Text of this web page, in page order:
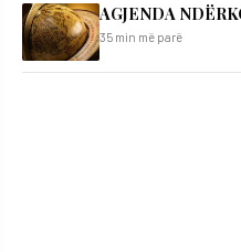
AGJENDA
35 min më parë